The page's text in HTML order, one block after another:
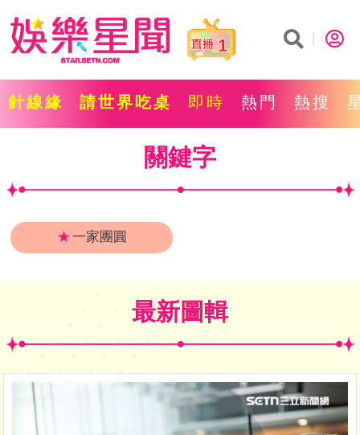
1
針線緣 請世界吃桌 即時 熱門 熱搜
關鍵字
★一家團圓
最新圖輯